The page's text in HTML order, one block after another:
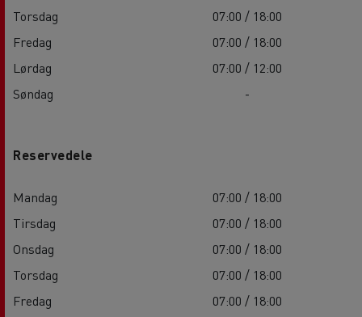
Torsdag
07:00 / 18:00
Fredag
07:00 / 18:00
Lørdag
07:00 / 12:00
Søndag
-
Reservedele
Mandag
07:00 / 18:00
Tirsdag
07:00 / 18:00
Onsdag
07:00 / 18:00
Torsdag
07:00 / 18:00
Fredag
07:00 / 18:00